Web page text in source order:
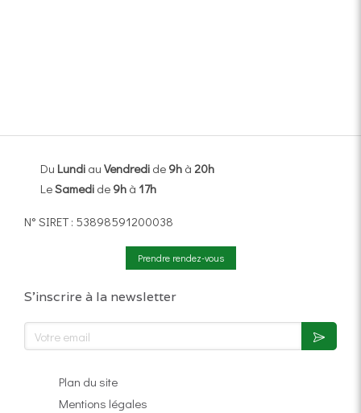
Du Lundi au Vendredi de 9h à 20h
LeSamedi de 9h à 17h
N° SIRET : 53898591200038
Prendre rendez-vous
S'inscrire à la newsletter
Votre email
Plan du site
Mentions légales